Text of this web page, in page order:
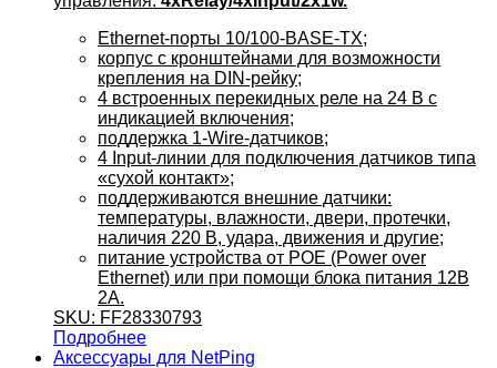
Ethernet-порты 10/100-BASE-TX;
корпус с кронштейнами для возможности
крепления на DIN-рейку;
4 встроенных перекидных реле на 24 В с
индикацией включения;
поддержка 1-Wire-датчиков;
4 Input-линии для подключения датчиков типа
«сухой контакт»;
поддерживаются внешние датчики:
температуры, влажности, двери, протечки,
наличия 220 В, удара, движения и другие;
питание устройства от POE (Power over
Ethernet) или при помощи блока питания 12В
2А.
SKU: FF28330793
Подробнее
Аксессуары для NetPing